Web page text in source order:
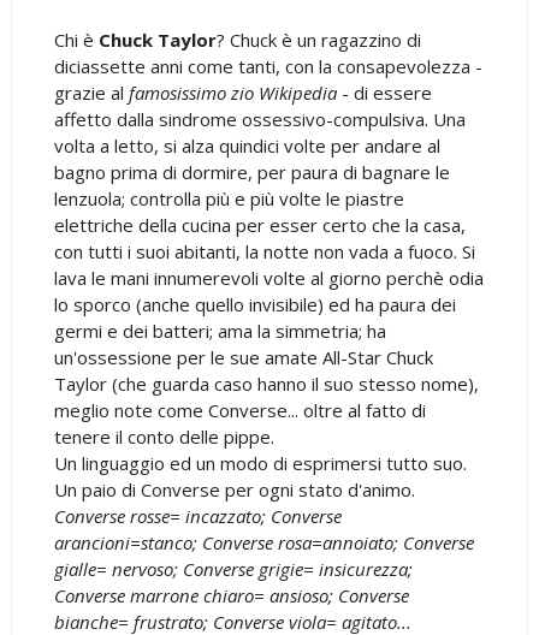
Chi è Chuck Taylor? Chuck è un ragazzino di
diciassette anni come tanti, con la consapevolezza -
grazie al famosissimo zio Wikipedia- di essere
affetto dalla sindrome ossessivo-compulsiva. Una
volta a letto, si alza quindici volte per andare al
bagno prima di dormire, per paura di bagnare le
lenzuola; controlla più e più volte le piastre
elettriche della cucina per esser certo che la casa,
con tutti i suoi abitanti, la notte non vada a fuoco. Si
lava le mani innumerevoli volte al giorno perchè odia
lo sporco (anche quello invisibile) ed ha paura dei
germi e dei batteri; ama la simmetria; ha
un'ossessione per le sue amate All-Star Chuck
Taylor (che guarda caso hanno il suo stesso nome),
meglio note come Converse... oltre al fatto di
tenere il conto delle pippe.
Un linguaggio ed un modo di esprimersi tutto suo.
Un paio di Converse per ogni stato d'animo.
Converse rosse= incazzato; Converse
arancioni=stanco; Converse rosa=annoiato; Converse
gialle= nervoso; Converse grigie= insicurezza;
Converse marrone chiaro= ansioso; Converse
bianche= frustrato; Converse viola= agitato...